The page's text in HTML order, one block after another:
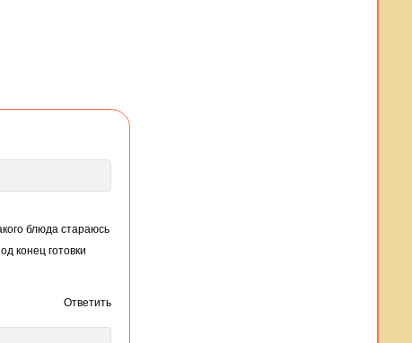
блюда стараюсь
конец готовки
Ответить